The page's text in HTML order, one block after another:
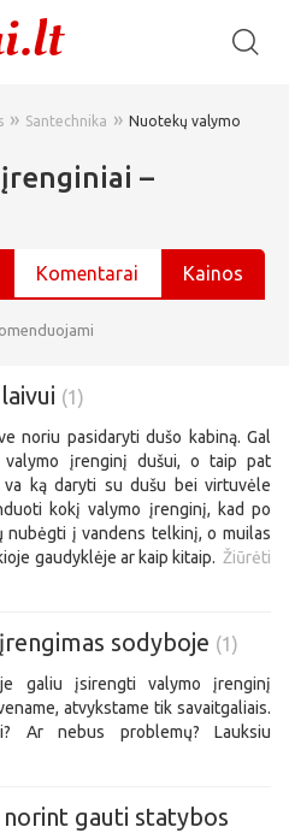
» Santechnika » Nuotekų valymo
–
Komentarai Kainos
(1)
noriu pasidaryti dušo kabiną. Gal
įrenginį dušui, o taip pat
ką daryti su dušu bei virtuvėle
kokį valymo įrenginį, kad po
nubėgti į vandens telkinį, o muilas
gaudyklėje ar kaip kitaip. Žiūrėti
sodyboje (1)
galiu įsirengti valymo įrenginį
atvykstame tik savaitgaliais.
Ar nebus problemų? Lauksiu
gauti statybos